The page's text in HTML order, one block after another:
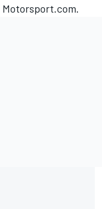
Motorsport.com.